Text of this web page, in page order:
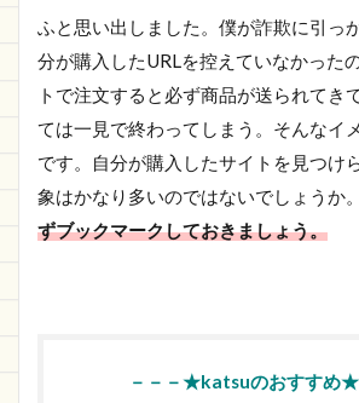
ふと思い出しました。僕が詐欺に引っ
分が購入したURLを控えていなかった
トで注文すると必ず商品が送られてき
ては一見で終わってしまう。そんなイ
です。自分が購入したサイトを見つけ
象はかなり多いのではないでしょうか。
ずブックマークしておきましょう。
－－－★katsuのおすすめ★